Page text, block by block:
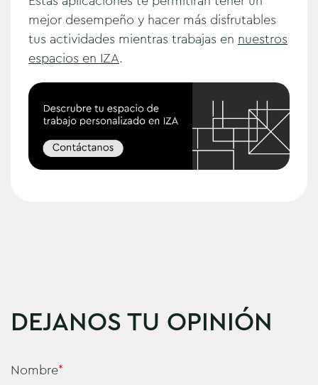
mejor desempeño y hacer más disfrutables
tus actividades mientras trabajas en nuestros
espacios en IZA.
DEJANOS TU OPINIÓN
Nombre*